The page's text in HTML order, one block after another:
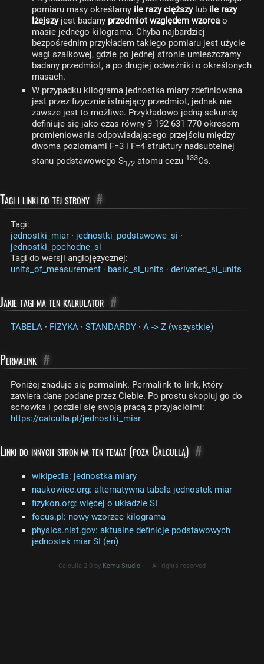
pomiaru masy określamy ile razy cięższylub ile razy
lżejszyjest badany przedmiot względem wzorca o
masie jednego kilograma. Chyba najbardziej
bezpośrednim przykładem takiego pomiaru jest użycie
wagi szalkowej, gdzie po jednej stronie umieszczamy
badany przedmiot, a po drugiej odważniki o określonych
masach.
W przypadku kilograma jednostka miary zdefiniowana
jest przez fizycznie istniejący przedmiot, jednak nie
zawsze jest to możliwe. Przykładowo jedną sekundę
definiuje się jako czas równy 9 192 631 770 okresom
promieniowania odpowiadającego przejściu między
dwoma poziomami F=3 i F=4 struktury nadsubtelnej
stanu podstawowego S1/2 atomu cezu 133Cs.
Tagi i linki do tej strony #
Tagi:
jednostki_miar · jednostki_podstawowe_si ·
jednostki_pochodne_si
Tagi do wersji anglojęzycznej:
units_of_measurement · basic_si_units · derivated_si_units
Jakie tagi ma ten kalkulator #
TABELA · FIZYKA · STANDARDY · A -> Z (wszystkie)
Permalink #
Poniżej znaduje się permalink. Permalink to link, który
zawiera dane podane przez Ciebie. Po prostu skopiuj go do
schowka i podziel się swoją pracą z przyjaciółmi:
https://calculla.pl/jednostki_miar
Linki do innych stron na ten temat (poza Calcullą) #
wikipedia: jednostka miary
naukowiec.org: alternatywna tabela jednostek miar
fizykon.org: więcej o układzie SI
focus.pl: nowy wzorzec kilograma
physics.nist.gov: aktualne definicje podstawowych
jednostek miar SI (en)
Calculla 2.0 by Kemu Studio All rights reserved